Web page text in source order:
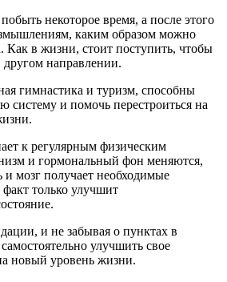
некоторое время, а после этого
каким образом можно
Как в жизни, стоит поступить, чтобы
другом направлении.
гимнастика и туризм, способны
систему и помочь перестроиться на
к регулярным физическим
и гормональный фон меняются,
и мозг получает необходимые
только улучшит
и не забывая о пунктах в
улучшить свое
новый уровень жизни.